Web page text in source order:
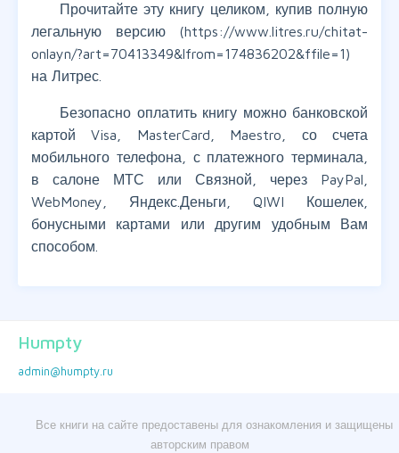
Прочитайте эту книгу целиком, купив полную
легальную версию (https://www.litres.ru/chitat-
onlayn/?art=70413349&lfrom=174836202&ffile=1)
на Литрес.
Безопасно оплатить книгу можно банковской
картой Visa, MasterCard, Maestro, со счета
мобильного телефона, с платежного терминала,
в салоне МТС или Связной, через PayPal,
WebMoney, Яндекс.Деньги, QIWI Кошелек,
бонусными картами или другим удобным Вам
способом.
Humpty
admin@humpty.ru
Все книги на сайте предоставены для ознакомления и защищены
авторским правом